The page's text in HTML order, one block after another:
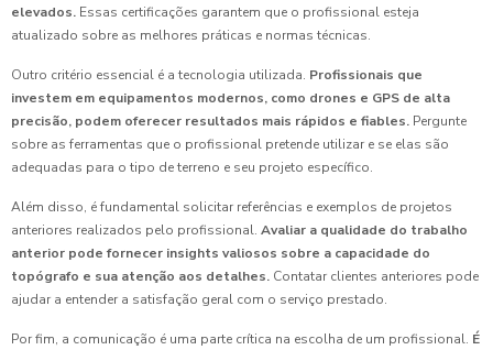
elevados. Essas certificações garantem que o profissional esteja
atualizado sobre as melhores práticas e normas técnicas.
Outro critério essencial é a tecnologia utilizada. Profissionais que
investem em equipamentos modernos, como drones e GPS de alta
precisão, podem oferecer resultados mais rápidos e fiables. Pergunte
sobre as ferramentas que o profissional pretende utilizar e se elas são
adequadas para o tipo de terreno e seu projeto específico.
Além disso, é fundamental solicitar referências e exemplos de projetos
anteriores realizados pelo profissional. Avaliar a qualidade do trabalho
anterior pode fornecer insights valiosos sobre a capacidade do
topógrafo e sua atenção aos detalhes. Contatar clientes anteriores pode
ajudar a entender a satisfação geral com o serviço prestado.
Por fim, a comunicação é uma parte crítica na escolha de um profissional. É